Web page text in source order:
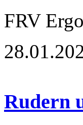
FRV
Rudern